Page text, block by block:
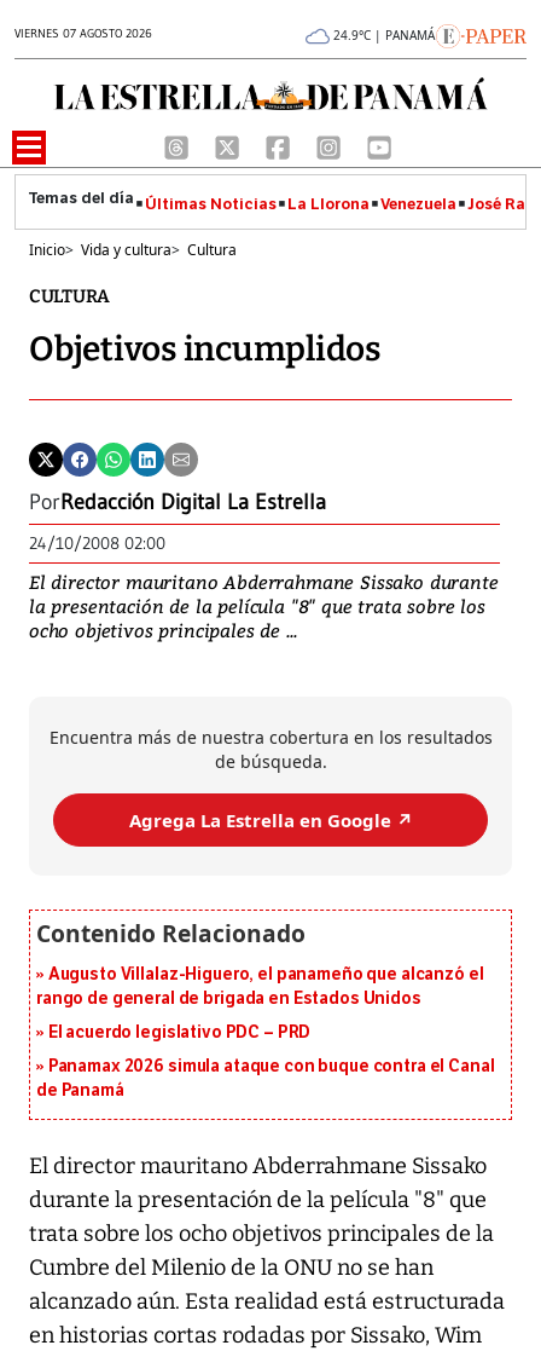
VIERNES 07 AGOSTO 2026 24.9°C | PANAMÁ
Últimas Noticias La Llorona Venezuela José
Inicio> Vida y cultura> Cultura
CULTURA
Objetivos incumplidos
PorRedacción Digital La Estrella
24/10/2008 02:00
El director mauritano Abderrahmane Sissako durante
la presentación de la película "8" que trata sobre los
ocho objetivos principales de ...
Encuentra más de nuestra cobertura en los resultados
de búsqueda.
Agrega La Estrella en Google ↗️
Augusto Villalaz-Higuero, el panameño que alcanzó el
rango de general de brigada en Estados Unidos
El acuerdo legislativo PDC – PRD
Panamax 2026 simula ataque con buque contra el Canal
de Panamá
El director mauritano Abderrahmane Sissako
durante la presentación de la película "8" que
trata sobre los ocho objetivos principales de la
Cumbre del Milenio de la ONU no se han
alcanzado aún. Esta realidad está estructurada
en historias cortas rodadas por Sissako, Wim